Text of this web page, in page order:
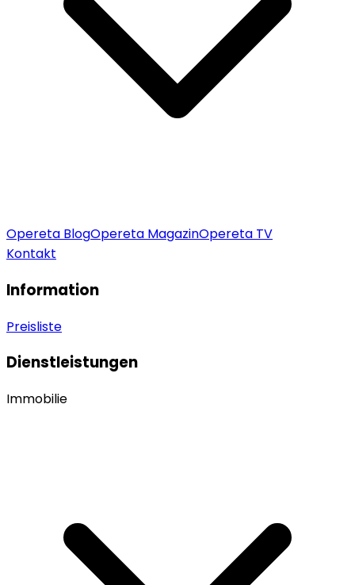
Opereta BlogOpereta MagazinOpereta TV
Kontakt
Information
Preisliste
Dienstleistungen
Immobilie